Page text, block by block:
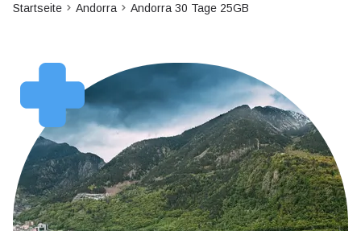
Startseite Andorra Andorra 30 Tage 25GB